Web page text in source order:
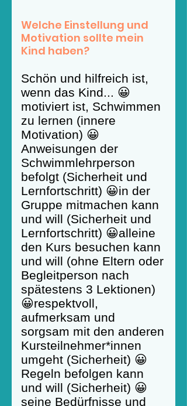
Welche Einstellung und
Motivation sollte mein
Kind haben?
Schön und hilfreich ist,
wenn das Kind... 😀
motiviert ist, Schwimmen
zu lernen (innere
Motivation) 😀
Anweisungen der
Schwimmlehrperson
befolgt (Sicherheit und
Lernfortschritt) 😀in der
Gruppe mitmachen kann
und will (Sicherheit und
Lernfortschritt) 😀alleine
den Kurs besuchen kann
und will (ohne Eltern oder
Begleitperson nach
spätestens 3 Lektionen)
😀respektvoll,
aufmerksam und
sorgsam mit den anderen
Kursteilnehmer*innen
umgeht (Sicherheit) 😀
Regeln befolgen kann
und will (Sicherheit) 😀
seine Bedürfnisse und